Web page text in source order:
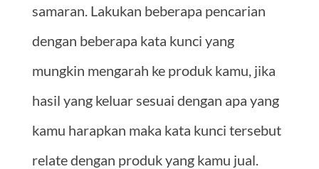
samaran. Lakukan beberapa pencarian
dengan beberapa kata kunci yang
mungkin mengarah ke produk kamu, jika
hasil yang keluar sesuai dengan apa yang
kamu harapkan maka kata kunci tersebut
relate dengan produk yang kamu jual.